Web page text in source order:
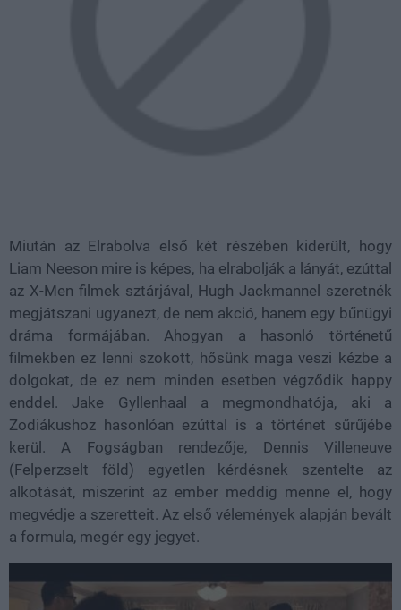
Miután az Elrabolva első két részében kiderült, hogy
Liam Neeson mire is képes, ha elrabolják a lányát, ezúttal
az X-Men filmek sztárjával, Hugh Jackmannel szeretnék
megjátszani ugyanezt, de nem akció, hanem egy bűnügyi
dráma formájában. Ahogyan a hasonló történetű
filmekben ez lenni szokott, hősünk maga veszi kézbe a
dolgokat, de ez nem minden esetben végződik happy
enddel. Jake Gyllenhaal a megmondhatója, aki a
Zodiákushoz hasonlóan ezúttal is a történet sűrűjébe
kerül. A Fogságban rendezője, Dennis Villeneuve
(Felperzselt föld) egyetlen kérdésnek szentelte az
alkotását, miszerint az ember meddig menne el, hogy
megvédje a szeretteit. Az első vélemények alapján bevált
a formula, megér egy jegyet.